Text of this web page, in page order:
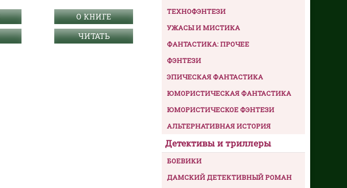
О КНИГЕ
ЧИТАТЬ
ТЕХНОФЭНТЕЗИ
УЖАСЫ И МИСТИКА
ФАНТАСТИКА: ПРОЧЕЕ
ФЭНТЕЗИ
ЭПИЧЕСКАЯ ФАНТАСТИКА
ЮМОРИСТИЧЕСКАЯ ФАНТАСТИКА
ЮМОРИСТИЧЕСКОЕ ФЭНТЕЗИ
АЛЬТЕРНАТИВНАЯ ИСТОРИЯ
Детективы и триллеры
БОЕВИКИ
ДАМСКИЙ ДЕТЕКТИВНЫЙ РОМАН